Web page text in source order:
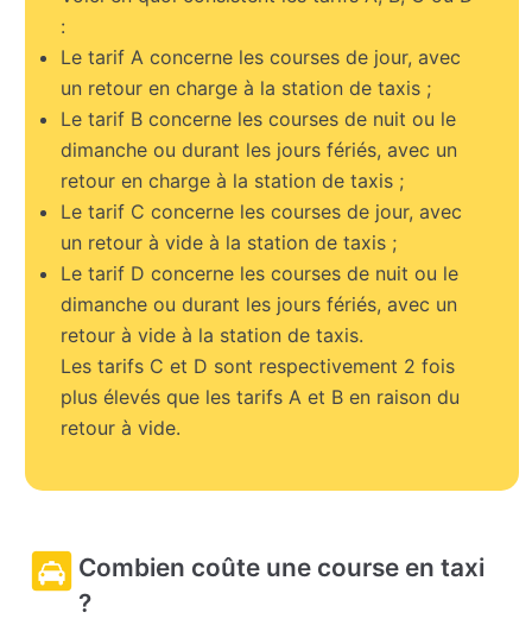
:
Le tarif A concerne les courses de jour, avec
un retour en charge à la station de taxis ;
Le tarif B concerne les courses de nuit ou le
dimanche ou durant les jours fériés, avec un
retour en charge à la station de taxis ;
Le tarif C concerne les courses de jour, avec
un retour à vide à la station de taxis ;
Le tarif D concerne les courses de nuit ou le
dimanche ou durant les jours fériés, avec un
retour à vide à la station de taxis.
Les tarifs C et D sont respectivement 2 fois
plus élevés que les tarifs A et B en raison du
retour à vide.
Combien coûte une course en taxi
?